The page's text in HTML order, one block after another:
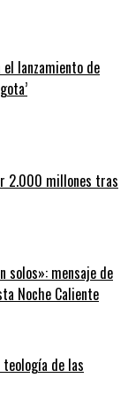
lanzamiento de
2.000 millones tras
solos»: mensaje de
Noche Caliente
de las